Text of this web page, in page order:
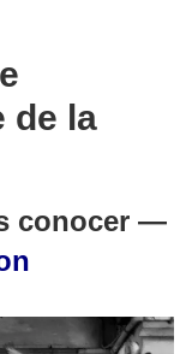
de la
conocer —